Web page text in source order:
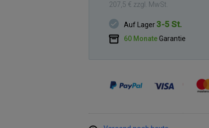
207,5 € zzgl. MwSt.
Auf Lager3-5 St.
60 MonateGarantie